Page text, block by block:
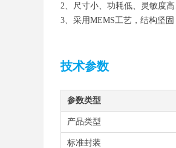
2、尺寸小、功耗低、灵敏度
3、采用MEMS工艺，结构坚
技术参数
参数类型
产品类型
标准封装